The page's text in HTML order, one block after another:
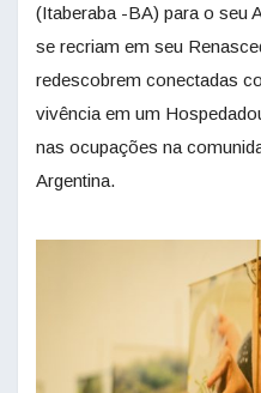
(Itaberaba -BA) para o seu
se recriam em seu
redescobrem conectadas
vivência em um
nas ocupações na
Argentina.